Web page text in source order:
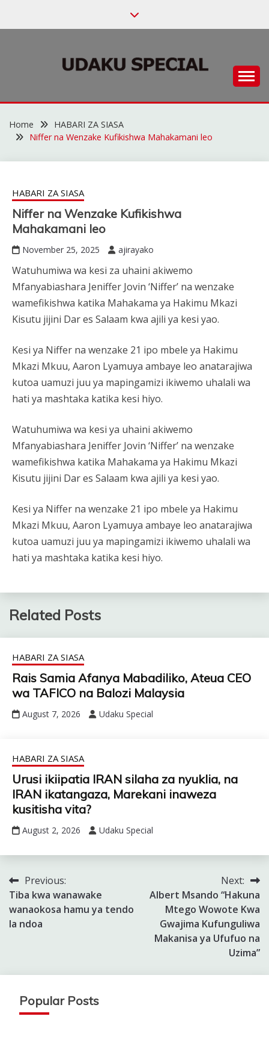
UDAKU SPECIAL
Home
HABARI ZA SIASA
Niffer na Wenzake Kufikishwa Mahakamani leo
HABARI ZA SIASA
Niffer na Wenzake Kufikishwa
Mahakamani leo
November 25, 2025 ajirayako
Watuhumiwa wa kesi za uhaini akiwemo
Mfanyabiashara Jeniffer Jovin ‘Niffer’ na wenzake
wamefikishwa katika Mahakama ya Hakimu Mkazi
Kisutu jijini Dar es Salaam kwa ajili ya kesi yao.
Kesi ya Niffer na wenzake 21 ipo mbele ya Hakimu
Mkazi Mkuu, Aaron Lyamuya ambaye leo anatarajiwa
kutoa uamuzi juu ya mapingamizi ikiwemo uhalali wa
hati ya mashtaka katika kesi hiyo.
Watuhumiwa wa kesi ya uhaini akiwemo
Mfanyabiashara Jeniffer Jovin ‘Niffer’ na wenzake
wamefikishwa katika Mahakama ya Hakimu Mkazi
Kisutu jijini Dar es Salaam kwa ajili ya kesi yao.
Kesi ya Niffer na wenzake 21 ipo mbele ya Hakimu
Mkazi Mkuu, Aaron Lyamuya ambaye leo anatarajiwa
kutoa uamuzi juu ya mapingamizi ikiwemo uhalali wa
hati ya mashtaka katika kesi hiyo.
Related Posts
HABARI ZA SIASA
Rais Samia Afanya Mabadiliko, Ateua CEO
wa TAFICO na Balozi Malaysia
August 7, 2026 Udaku Special
HABARI ZA SIASA
Urusi ikiipatia IRAN silaha za nyuklia, na
IRAN ikatangaza, Marekani inaweza
kusitisha vita?
August 2, 2026 Udaku Special
Post
navigation
Previous:
Tiba kwa wanawake
wanaokosa hamu ya tendo
la ndoa
Next:
Albert Msando “Hakuna
Mtego Wowote Kwa
Gwajima Kufunguliwa
Makanisa ya Ufufuo na
Uzima”
Popular Posts